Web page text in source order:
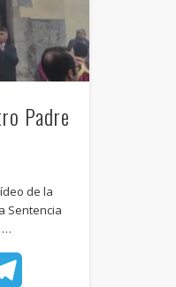
Padre
de la
Sentencia
…